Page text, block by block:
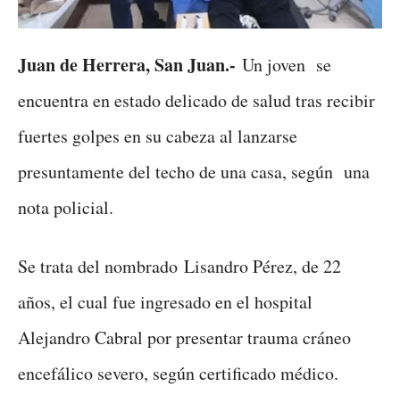
Juan de Herrera, San Juan.- Un joven se
encuentra en estado delicado de salud tras recibir
fuertes golpes en su cabeza al lanzarse
presuntamente del techo de una casa, según una
nota policial.
Se trata del nombrado Lisandro Pérez, de 22
años, el cual fue ingresado en el hospital
Alejandro Cabral por presentar trauma cráneo
encefálico severo, según certificado médico.